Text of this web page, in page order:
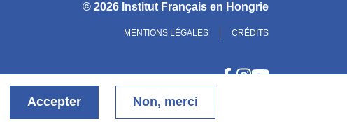
© 2026 Institut Français en Hongrie
MENTIONS LÉGALES CRÉDITS
Accepter Non, merci